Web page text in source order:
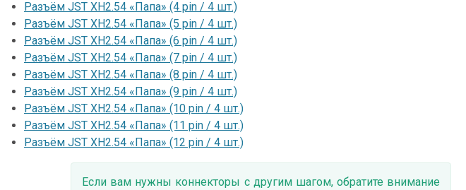
Разъём JST XH2.54 «Папа» (4 pin / 4 шт.)
Разъём JST XH2.54 «Папа» (5 pin / 4 шт.)
Разъём JST XH2.54 «Папа» (6 pin / 4 шт.)
Разъём JST XH2.54 «Папа» (7 pin / 4 шт.)
Разъём JST XH2.54 «Папа» (8 pin / 4 шт.)
Разъём JST XH2.54 «Папа» (9 pin / 4 шт.)
Разъём JST XH2.54 «Папа» (10 pin / 4 шт.)
Разъём JST XH2.54 «Папа» (11 pin / 4 шт.)
Разъём JST XH2.54 «Папа» (12 pin / 4 шт.)
Если вам нужны коннекторы с другим шагом, обратите внимание